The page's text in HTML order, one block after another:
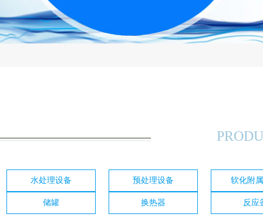
水处理设备 预处理设备 软化附
储罐 换热器 反应